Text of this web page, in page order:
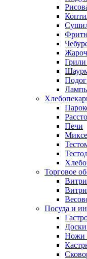
Печи
Торговое
Посуда и
Ножи